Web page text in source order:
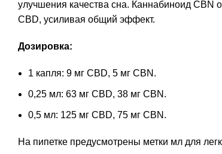
улучшения качества сна. Каннабиноид CBN
CBD, усиливая общий эффект.
Дозировка:
1 капля: 9 мг CBD, 5 мг CBN.
0,25 мл: 63 мг CBD, 38 мг CBN.
0,5 мл: 125 мг CBD, 75 мг CBN.
На пипетке предусмотрены метки мл для